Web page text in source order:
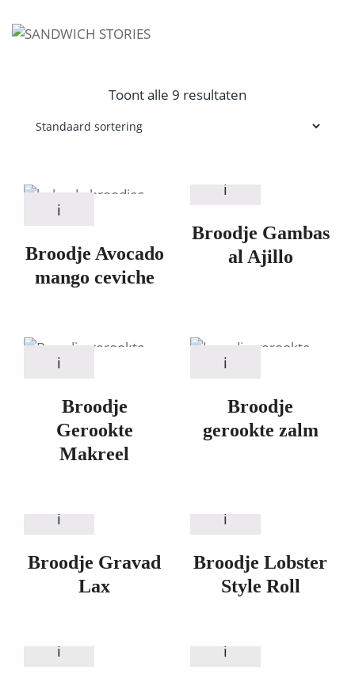
I'm looking for
Toont alle 9 resultaten
Broodje Avocado
mango ceviche
Broodje Gambas
al Ajillo
Broodje
Gerookte
Makreel
Broodje
gerookte zalm
Broodje Gravad
Lax
Broodje Lobster
Style Roll